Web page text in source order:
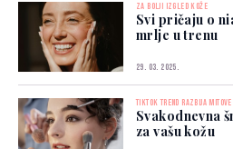
ZA BOLJI IZGLED KOŽE
Svi pričaju o
mrlje u trenu
29. 03. 2025.
TIKTOK TREND RAZBIJA MITOVE
Svakodnevna
za vašu kožu